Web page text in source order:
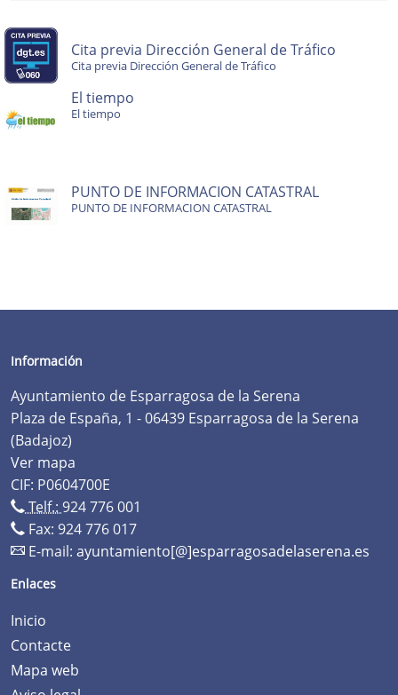
Cita previa Dirección General de Tráfico
Cita previa Dirección General de Tráfico
El tiempo
El tiempo
PUNTO DE INFORMACION CATASTRAL
PUNTO DE INFORMACION CATASTRAL
Información
Ayuntamiento de Esparragosa de la Serena
Plaza de España, 1 - 06439 Esparragosa de la Serena
(Badajoz)
Ver mapa
CIF: P0604700E
Telf.: 924 776 001
Fax: 924 776 017
E-mail: ayuntamiento[@]esparragosadelaserena.es
Enlaces
Inicio
Contacte
Mapa web